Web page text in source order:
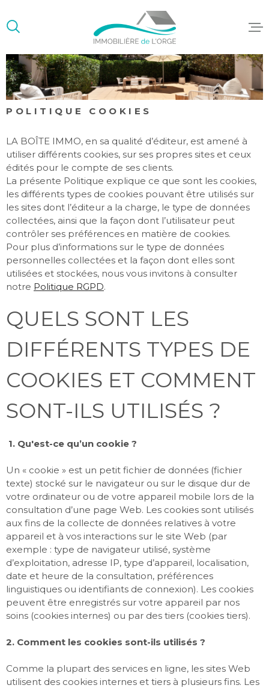
la
au
menu
au
contenu
ACCUEIL
ACHETER/
SYNDIC DE
POLITIQUE COOKIES
LA BOÎTE IMMO, en sa qualité d’éditeur, est amené à
utiliser différents cookies, sur ses propres sites et ceux
édités pour le compte de ses clients.
La présente Politique explique ce que sont les cookies,
les différents types de cookies pouvant être utilisés sur
les sites dont l’éditeur a la charge, le type de données
collectées, ainsi que la façon dont l’utilisateur peut
contrôler ses préférences en matière de cookies.
Pour plus d’informations sur le type de données
personnelles collectées et la façon dont elles sont
utilisées et stockées, nous vous invitons à consulter
notre Politique RGPD.
QUELS SONT LES
DIFFÉRENTS TYPES DE
COOKIES ET COMMENT
SONT-ILS UTILISÉS ?
1. Qu'est-ce qu’un cookie ?
Un « cookie » est un petit fichier de données (fichier
texte) stocké sur le navigateur ou sur le disque dur de
votre ordinateur ou de votre appareil mobile lors de la
consultation d’une page Web. Les cookies sont utilisés
aux fins de la collecte de données relatives à votre
appareil et à vos interactions sur le site Web (par
exemple : type de navigateur utilisé, système
d’exploitation, adresse IP, type d’appareil, localisation,
date et heure de la consultation, préférences
linguistiques ou identifiants de connexion). Les cookies
peuvent être enregistrés sur votre appareil par nos
soins (cookies internes) ou par des tiers (cookies tiers).
2. Comment les cookies sont-ils utilisés ?
Comme la plupart des services en ligne, les sites Web
utilisent des cookies internes et tiers à plusieurs fins. Les